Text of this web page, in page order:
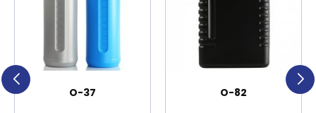
O-37 O-82